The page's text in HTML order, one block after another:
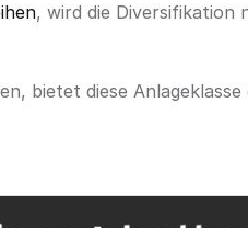
, wird die Diversifikation
bietet diese